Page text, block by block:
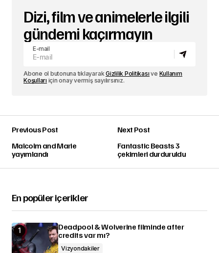
Dizi, film ve animelerle ilgili
gündemi kaçırmayın
E-mail
Abone ol butonuna tıklayarakGizlilik Politikası ve Kullanım
Koşulları için onay vermiş sayılırsınız.
Previous Post
Malcolm and Marie
yayımlandı
Next Post
Fantastic Beasts 3
çekimleri durduruldu
En popüler içerikler
Deadpool & Wolverine filminde after
credits var mı?
Vizyondakiler